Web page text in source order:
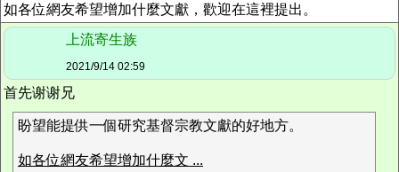
如各位網友希望增加什麼文獻，歡迎在這裡提出。
上流寄生族
2021/9/14 02:59
首先谢谢兄
盼望能提供一個研究基督宗教文獻的好地方。
如各位網友希望增加什麼文 ...